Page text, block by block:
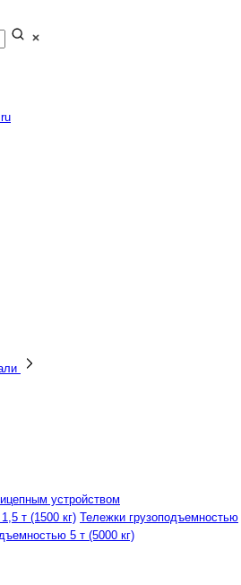
устройством
т (1500 кг) Тележки грузоподъемностью
5 т (5000 кг)